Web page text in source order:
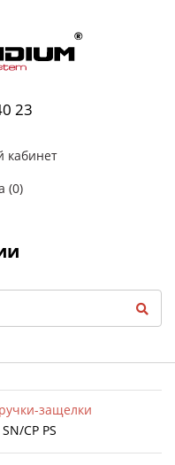
23
кабинет
(0)
защелки
CP PS